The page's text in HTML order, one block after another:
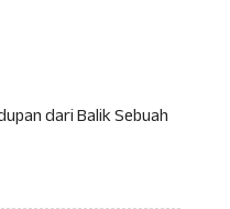
dari Balik Sebuah